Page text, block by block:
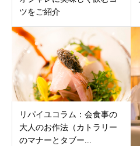
ツをご紹介
リパイユコラム：会食事の
大人のお作法（カトラリー
のマナーとタブー...